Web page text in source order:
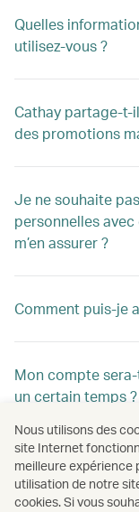
Quelles
utilisez-vous ?
Cathay partage-t-
des promotions
Je ne souhaite
personnelles
m’en assurer ?
Comment puis-je
Mon compte
un certain temps ?
Comment puis-je
Nous utilisons des
site Internet
meilleure expérience
utilisation de notre
cookies. Si vous